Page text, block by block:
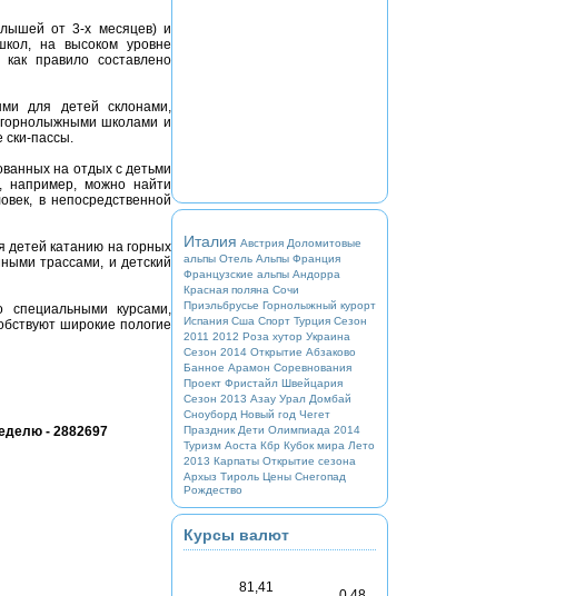
от 3-х месяцев) и
на высоком уровне
правило составлено
для детей склонами,
школами и
ски-пассы.
на отдых с детьми
например, можно найти
в непосредственной
детей катанию на горных
трассами, и детский
специальными курсами,
широкие пологие
- 2882697
Италия Австрия Доломитовые
альпы Отель Альпы Франция
Французские альпы Андорра
Красная поляна Сочи
Приэльбрусье Горнолыжный курорт
Испания Сша Спорт Турция Сезон
2011 2012 Роза хутор Украина
Сезон 2014 Открытие Абзаково
Банное Арамон Соревнования
Проект Фристайл Швейцария
Сезон 2013 Азау Урал Домбай
Сноуборд Новый год Чегет
Праздник Дети Олимпиада 2014
Туризм Аоста Кбр Кубок мира Лето
2013 Карпаты Открытие сезона
Архыз Тироль Цены Снегопад
Рождество
Курсы валют
81,41